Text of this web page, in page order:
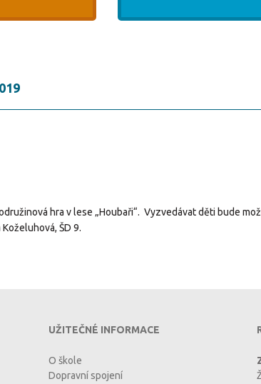
hra v lese „Houbaři“. Vyzvedávat děti bude
ŠD 9.
UŽITEČNÉ INFORMACE
O škole
Dopravní spojení